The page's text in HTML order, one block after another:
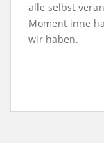
alle selbst
Moment inne
wir haben.